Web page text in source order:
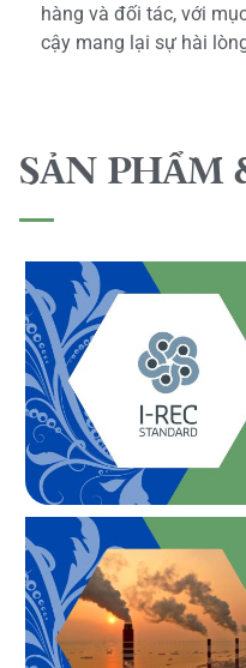
hàng và đối tác, với
cậy mang lại sự hài
SẢN PHẨM